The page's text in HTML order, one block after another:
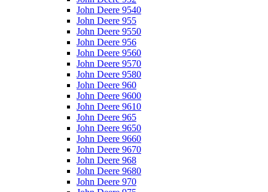
John Deere 9540
John Deere 955
John Deere 9550
John Deere 956
John Deere 9560
John Deere 9570
John Deere 9580
John Deere 960
John Deere 9600
John Deere 9610
John Deere 965
John Deere 9650
John Deere 9660
John Deere 9670
John Deere 968
John Deere 9680
John Deere 970